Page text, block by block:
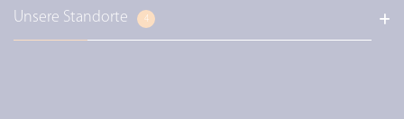
Diagnostik / Pränataldiagnostik
Diagnostik / Perinatale Diagnostik
Eurofins Deutschland
Karriere und Jobs bei Eurofins
Unsere Standorte 4